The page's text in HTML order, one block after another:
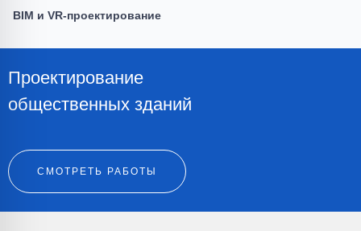
BIM и VR-проектирование
Проектирование
общественных зданий
СМОТРЕТЬ РАБОТЫ